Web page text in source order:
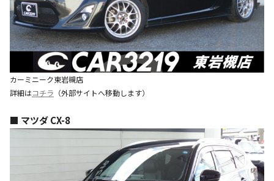
カーミニーク東岩槻店
詳細はコチラ （外部サイトへ移動します）
■ マツダ CX-8